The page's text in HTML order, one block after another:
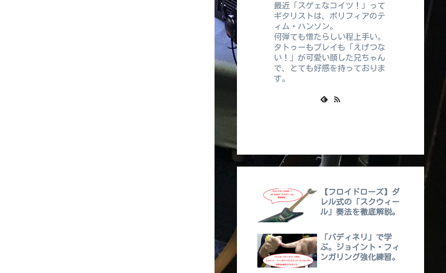
最近「スゲェなコイツ！」って
ギタリストは、ポリフィアのテ
ィム・ハンソン。
何弾ても憎たらしい程上手い。
タトゥーもプレイも「えげつな
い！」が可愛い顔した兄ちゃん
で、とても好感を持っておりま
す。
【フロイドローズ】ダ
レル式の「スクウィー
ル」奏法を徹底解説。
「バディネリ」で学
ぶ。ジョイント・フィ
ンガリング強化練習。